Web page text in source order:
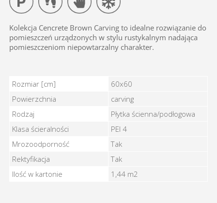
Kolekcja Cencrete Brown Carving to idealne rozwiązanie do
pomieszczeń urządzonych w stylu rustykalnym nadająca
pomieszczeniom niepowtarzalny charakter.
CONCRETE BROWN CARVING 60X60 - Cechy
Rozmiar [cm]
60x60
Powierzchnia
carving
Rodzaj
Płytka ścienna/podłogowa
Klasa ścieralności
PEI 4
Mrozoodporność
Tak
Rektyfikacja
Tak
Ilość w kartonie
1,44 m2